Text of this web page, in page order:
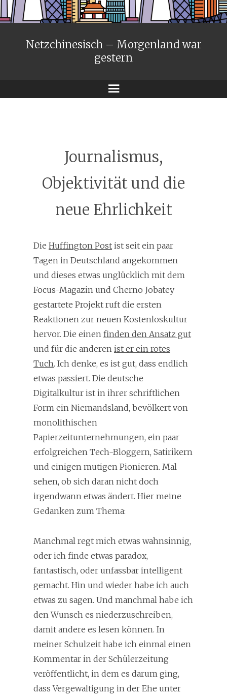
Netzchinesisch – Morgenland war
gestern
Menü
Journalismus,
Objektivität und die
neue Ehrlichkeit
Die Huffington Post ist seit ein paar
Tagen in Deutschland angekommen
und dieses etwas unglücklich mit dem
Focus-Magazin und Cherno Jobatey
gestartete Projekt ruft die ersten
Reaktionen zur neuen Kostenloskultur
hervor. Die einen finden den Ansatz gut
und für die anderen ist er ein rotes
Tuch. Ich denke, es ist gut, dass endlich
etwas passiert. Die deutsche
Digitalkultur ist in ihrer schriftlichen
Form ein Niemandsland, bevölkert von
monolithischen
Papierzeitunternehmungen, ein paar
erfolgreichen Tech-Bloggern, Satirikern
und einigen mutigen Pionieren. Mal
sehen, ob sich daran nicht doch
irgendwann etwas ändert. Hier meine
Gedanken zum Thema:
Manchmal regt mich etwas wahnsinnig,
oder ich finde etwas paradox,
fantastisch, oder unfassbar intelligent
gemacht. Hin und wieder habe ich auch
etwas zu sagen. Und manchmal habe ich
den Wunsch es niederzuschreiben,
damit andere es lesen können. In
meiner Schulzeit habe ich einmal einen
Kommentar in der Schülerzeitung
veröffentlicht, in dem es darum ging,
dass Vergewaltigung in der Ehe unter